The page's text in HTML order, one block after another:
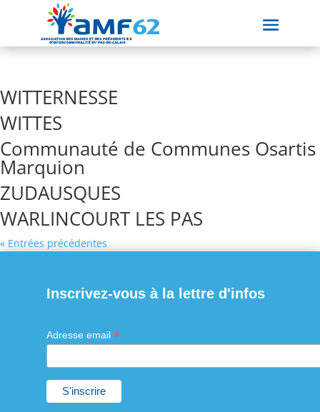
WITTERNESSE
WITTES
Communauté de Communes Osartis
Marquion
ZUDAUSQUES
WARLINCOURT LES PAS
« Entrées précédentes
Inscrivez-vous à la lettre d'infos
Adresse email *